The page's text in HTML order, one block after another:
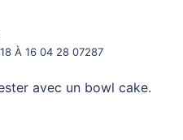
À 16 04 28 07287
avec un bowl cake.